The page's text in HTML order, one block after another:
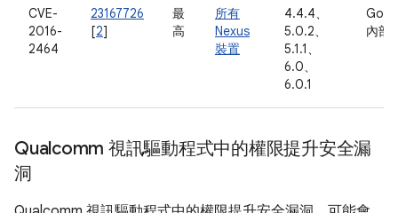
CVE-
2016-
2464
23167726
[2]
最
高
所有
Nexus
裝置
4.4.4、
5.0.2、
5.1.1、
6.0、
6.0.1
內部
Qualcomm 視訊驅動程式中的權限提升安全漏
洞